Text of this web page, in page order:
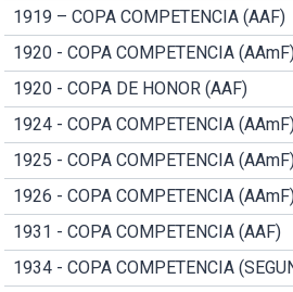
1919 – COPA COMPETENCIA (AAF)
1920 - COPA COMPETENCIA
1920 - COPA DE HONOR (AAF)
1924 - COPA COMPETENCIA
1925 - COPA COMPETENCIA
1926 - COPA COMPETENCIA
1931 - COPA COMPETENCIA (AAF)
1934 - COPA COMPETENCIA